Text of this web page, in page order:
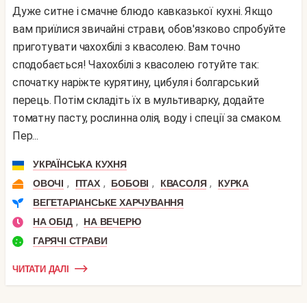
Дуже ситне і смачне блюдо кавказької кухні. Якщо
вам приїлися звичайні страви, обов'язково спробуйте
приготувати чахохбілі з квасолею. Вам точно
сподобається! Чахохбілі з квасолею готуйте так:
спочатку наріжте курятину, цибуля і болгарський
перець. Потім складіть їх в мультиварку, додайте
томатну пасту, рослинна олія, воду і спеції за смаком.
Пер...
УКРАЇНСЬКА КУХНЯ
ОВОЧІ , ПТАХ , БОБОВІ , КВАСОЛЯ ,
КУРКА
ВЕГЕТАРІАНСЬКЕ ХАРЧУВАННЯ
НА ОБІД ,
НА ВЕЧЕРЮ
ГАРЯЧІ СТРАВИ
ЧИТАТИ ДАЛІ